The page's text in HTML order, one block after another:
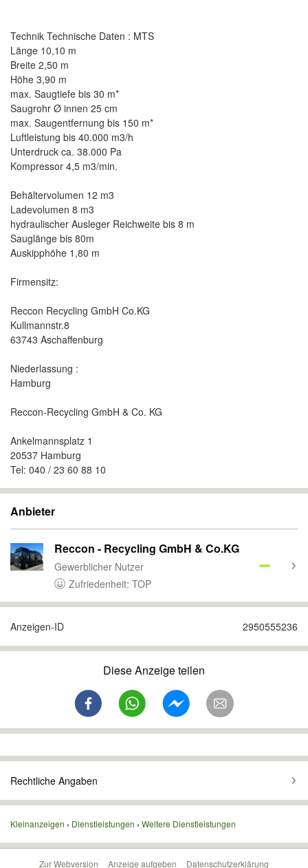
Technik Technische Daten : MTS
Länge 10,10 m
Breite 2,50 m
Höhe 3,90 m
max. Saugtiefe bis 30 m*
Saugrohr Ø innen 25 cm
max. Saugentfernung bis 150 m*
Luftleistung bis 40.000 m3/h
Unterdruck ca. 38.000 Pa
Kompressor 4,5 m3/min.
Behältervolumen 12 m3
Ladevolumen 8 m3
hydraulischer Ausleger Reichweite bis 8 m
Sauglänge bis 80m
Auskipphöhe 1,80 m
Firmensitz:
Reccon Recycling GmbH Co.KG
Kullmannstr.8
63743 Aschaffenburg
Niederlassung :
Hamburg
Reccon-Recycling GmbH & Co. KG
Ankelmannsplatz 1
20537 Hamburg
Tel: 040 / 23 60 88 10
Anbieter
Reccon - Recycling GmbH & Co.KG
Gewerblicher Nutzer
Zufriedenheit: TOP
Anzeigen-ID 2950555236
Diese Anzeige teilen
Rechtliche Angaben
Kleinanzeigen Dienstleistungen Weitere Dienstleistungen
Zur Webversion Anzeige aufgeben Datenschutzerklärung